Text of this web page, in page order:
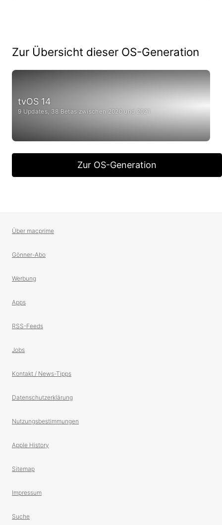
Zur Übersicht dieser OS-Generation
tvOS 14
9 Updates, 38 Betas zwischen 2020 und 2021
Zur OS-Generation
Über macprime
Gönner-Abo
Werbung
Apps
RSS-Feeds
Jobs
Kontakt / News-Tipps
Datenschutzerklärung
Nutzungsbestimmungen
Apple History
Sitemap
Impressum
Suche